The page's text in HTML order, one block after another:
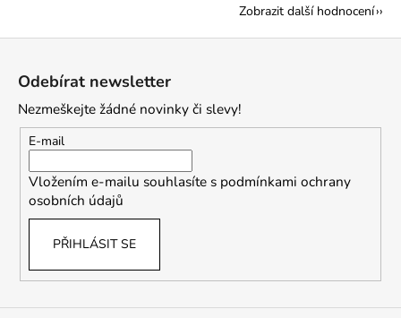
Zobrazit další hodnocení
Odebírat newsletter
Nezmeškejte žádné novinky či slevy!
E-mail
Vložením e-mailu souhlasíte s podmínkami ochrany
osobních údajů
PŘIHLÁSIT SE